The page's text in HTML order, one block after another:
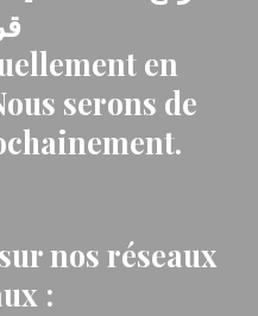
en
serons de
nos réseaux
: